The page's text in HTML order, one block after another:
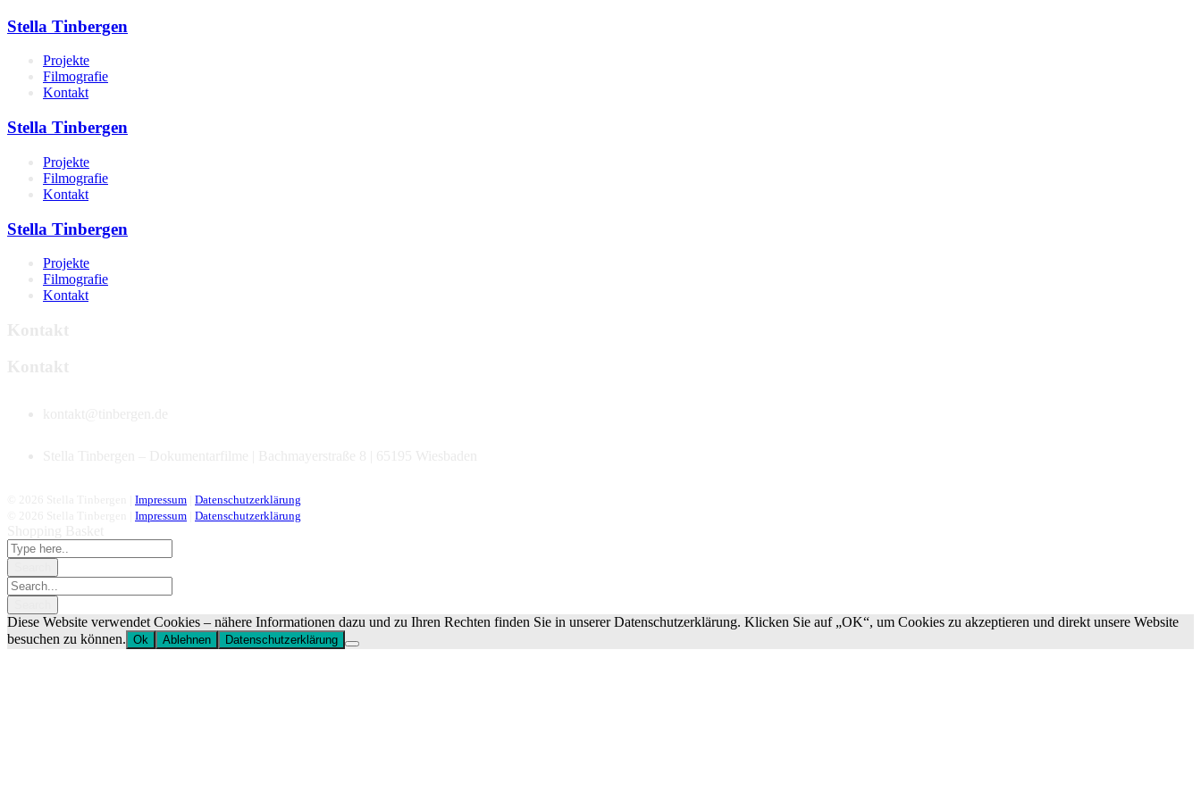
Stella Tinbergen
Projekte
Filmografie
Kontakt
Stella Tinbergen
Projekte
Filmografie
Kontakt
Stella Tinbergen
Projekte
Filmografie
Kontakt
Impressum Datenschutzerklärung
Impressum Datenschutzerklärung
Diese Website verwendet Cookies – nähere Informationen dazu und zu Ihren Rechten finden Sie in unserer Datenschutzerklärung. Klicken Sie auf „OK“, um Cookies zu akzeptieren und direkt unsere Website
besuchen zu können. Ok Ablehnen Datenschutzerklärung